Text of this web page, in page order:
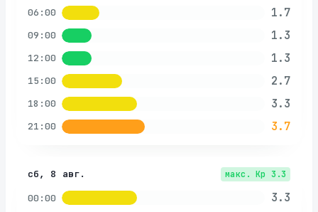
06:00 1.7
09:00 1.3
12:00 1.3
15:00 2.7
18:00 3.3
21:00 3.7
сб, 8 авг. макс. Kp 3.3
00:00 3.3